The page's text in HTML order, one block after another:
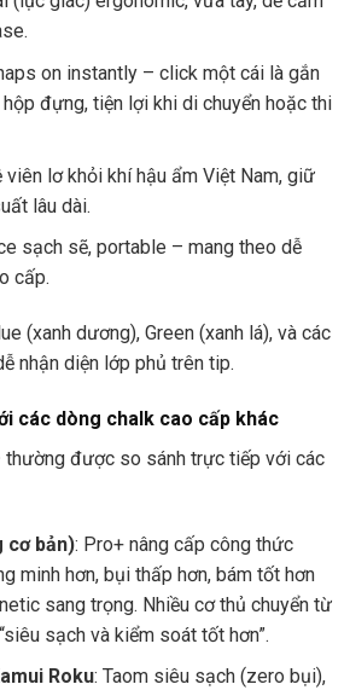
on instantly – click một cái là gắn
đựng, tiện lợi khi di chuyển hoặc thi
viên lơ khỏi khí hậu ẩm Việt Nam, giữ
lâu dài.
sạch sẽ, portable – mang theo dễ
cấp.
(xanh dương), Green (xanh lá), và các
nhận diện lớp phủ trên tip.
các dòng chalk cao cấp khác
thường được so sánh trực tiếp với các
cơ bản): Pro+ nâng cấp công thức
minh hơn, bụi thấp hơn, bám tốt hơn
sang trọng. Nhiều cơ thủ chuyển từ
sạch và kiểm soát tốt hơn”.
Roku: Taom siêu sạch (zero bụi),